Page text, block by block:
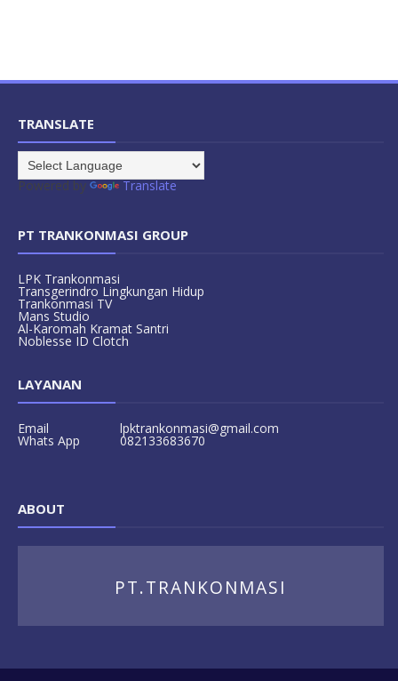
TRANSLATE
Powered by Translate
PT TRANKONMASI GROUP
LPK Trankonmasi
Transgerindro Lingkungan Hidup
Trankonmasi TV
Mans Studio
Al-Karomah Kramat Santri
Noblesse ID Clotch
LAYANAN
Email lpktrankonmasi@gmail.com
Whats App 082133683670
ABOUT
PT.TRANKONMASI